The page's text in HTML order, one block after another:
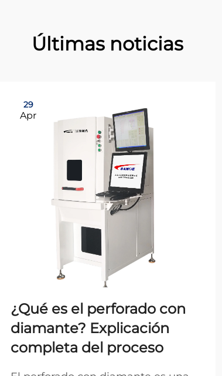
Últimas noticias
29
Apr
¿Qué es el perforado con
diamante? Explicación
completa del proceso